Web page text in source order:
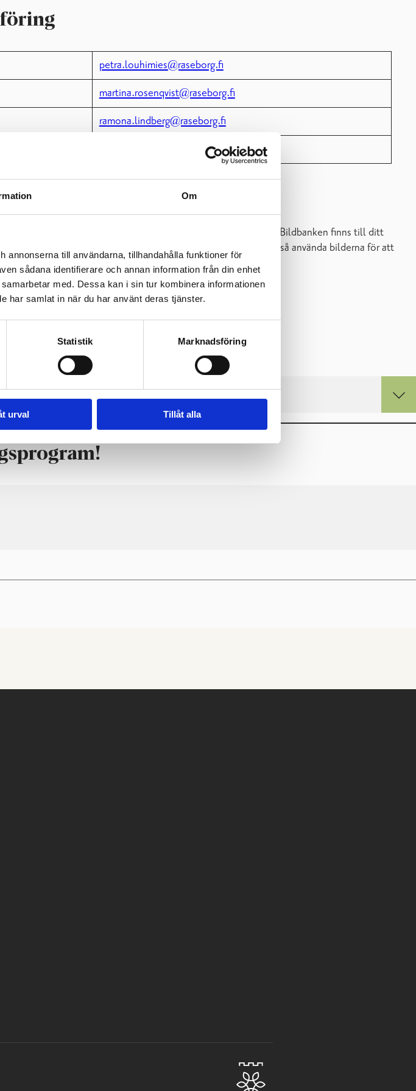
Om
annonserna till användarna, tillhandahålla funktioner för
sådana identifierare och annan information från din enhet
med. Dessa kan i sin tur kombinera informationen
har samlat in när du har använt deras tjänster.
Statistik Marknadsföring
urval Tillåt alla
petra.louhimies@raseborg.fi
martina.rosenqvist@raseborg.fi
ramona.lindberg@raseborg.fi
barbro.osterman@raseborg.fi
. Här hittar du anvisningar för hur man använder logon och bilder. Bildbanken finns till ditt
Raseborg
. Ett företag eller en förening i Raseborg kan alltså använda bilderna för att
pressi.